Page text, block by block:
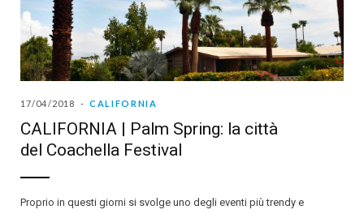
17/04/2018 CALIFORNIA
CALIFORNIA | Palm Spring: la città
del Coachella Festival
Proprio in questi giorni si svolge uno degli eventi più trendy e